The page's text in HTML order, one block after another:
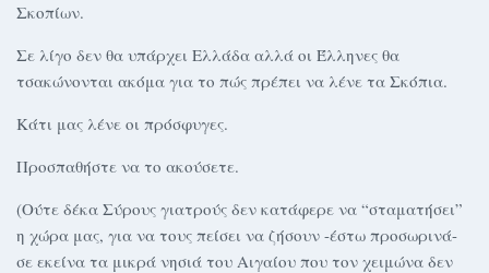
Σκοπίων.
Σε λίγο δεν θα υπάρχει Ελλάδα αλλά οι Έλληνες θα
τσακώνονται ακόμα για το πώς πρέπει να λένε τα Σκόπια.
Κάτι μας λένε οι πρόσφυγες.
Προσπαθήστε να το ακούσετε.
(Ούτε δέκα Σύρους γιατρούς δεν κατάφερε να “σταματήσει”
η χώρα μας, για να τους πείσει να ζήσουν -έστω προσωρινά-
σε εκείνα τα μικρά νησιά του Αιγαίου που τον χειμώνα δεν